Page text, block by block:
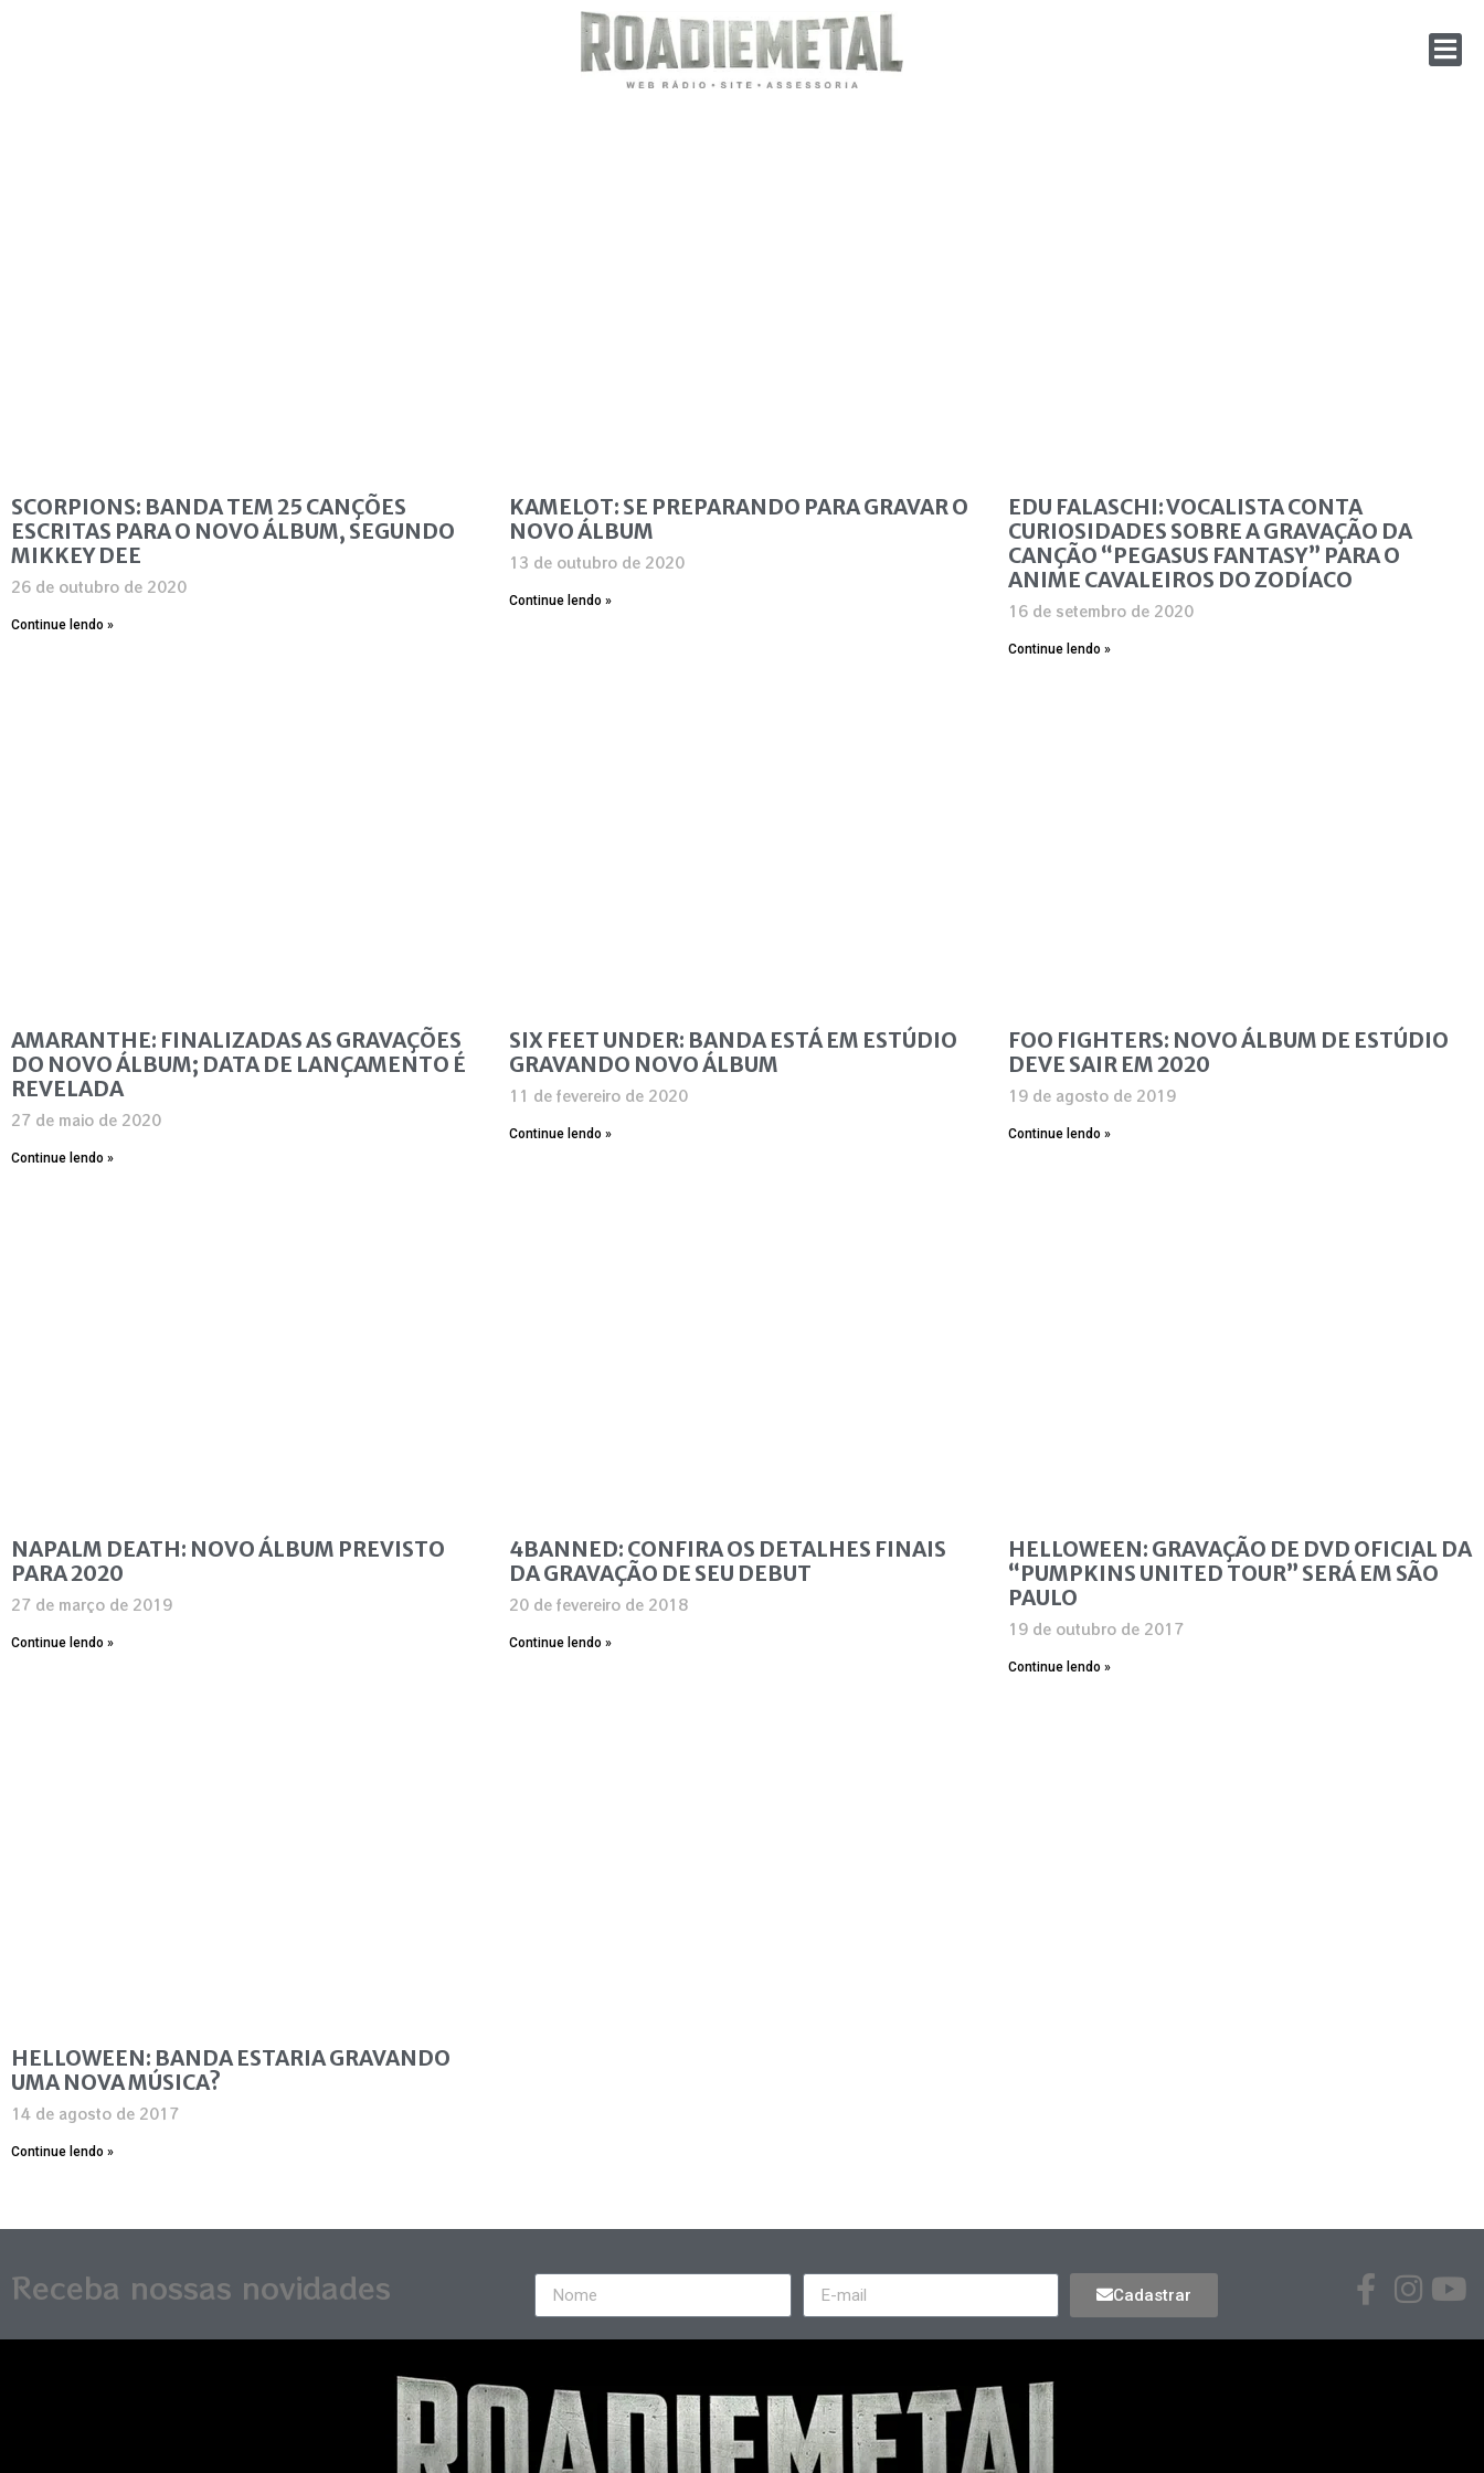
SCORPIONS: BANDA TEM 25 CANÇÕES
ESCRITAS PARA O NOVO ÁLBUM, SEGUNDO
MIKKEY DEE
26 de outubro de 2020
Continue lendo »
KAMELOT: SE PREPARANDO PARA GRAVAR O
NOVO ÁLBUM
13 de outubro de 2020
Continue lendo »
EDU FALASCHI: VOCALISTA CONTA
CURIOSIDADES SOBRE A GRAVAÇÃO DA
CANÇÃO “PEGASUS FANTASY” PARA O
ANIME CAVALEIROS DO ZODÍACO
16 de setembro de 2020
Continue lendo »
AMARANTHE: FINALIZADAS AS GRAVAÇÕES
DO NOVO ÁLBUM; DATA DE LANÇAMENTO É
REVELADA
27 de maio de 2020
Continue lendo »
SIX FEET UNDER: BANDA ESTÁ EM ESTÚDIO
GRAVANDO NOVO ÁLBUM
11 de fevereiro de 2020
Continue lendo »
FOO FIGHTERS: NOVO ÁLBUM DE ESTÚDIO
DEVE SAIR EM 2020
19 de agosto de 2019
Continue lendo »
NAPALM DEATH: NOVO ÁLBUM PREVISTO
PARA 2020
27 de março de 2019
Continue lendo »
4BANNED: CONFIRA OS DETALHES FINAIS
DA GRAVAÇÃO DE SEU DEBUT
20 de fevereiro de 2018
Continue lendo »
HELLOWEEN: GRAVAÇÃO DE DVD OFICIAL DA
“PUMPKINS UNITED TOUR” SERÁ EM SÃO
PAULO
19 de outubro de 2017
Continue lendo »
HELLOWEEN: BANDA ESTARIA GRAVANDO
UMA NOVA MÚSICA?
14 de agosto de 2017
Continue lendo »
Receba nossas novidades Cadastrar